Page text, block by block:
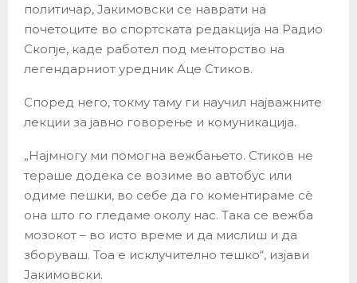
политичар, Јакимовски се наврати на
почетоците во спортската редакција на Радио
Скопје, каде работел под менторство на
легендарниот уредник Аце Стиков.
Според него, токму таму ги научил најважните
лекции за јавно говорење и комуникација.
„Најмногу ми помогна вежбањето. Стиков не
тераше додека се возиме во автобус или
одиме пешки, во себе да го коментираме сè
она што го гледаме околу нас. Така се вежба
мозокот – во исто време и да мислиш и да
зборуваш. Тоа е исклучително тешко“, изјави
Јакимовски.